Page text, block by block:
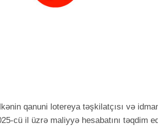
qanuni lotereya təşkilatçısı və
cü il üzrə maliyyə hesabatını təqdim